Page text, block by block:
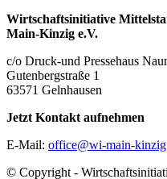
Wirtschaftsinitiative
Main-Kinzig e.V.
c/o Druck-und Pressehaus
Gutenbergstraße 1
63571 Gelnhausen
Jetzt Kontakt aufnehmen
E-Mail: office@wi-main-
© Copyright -